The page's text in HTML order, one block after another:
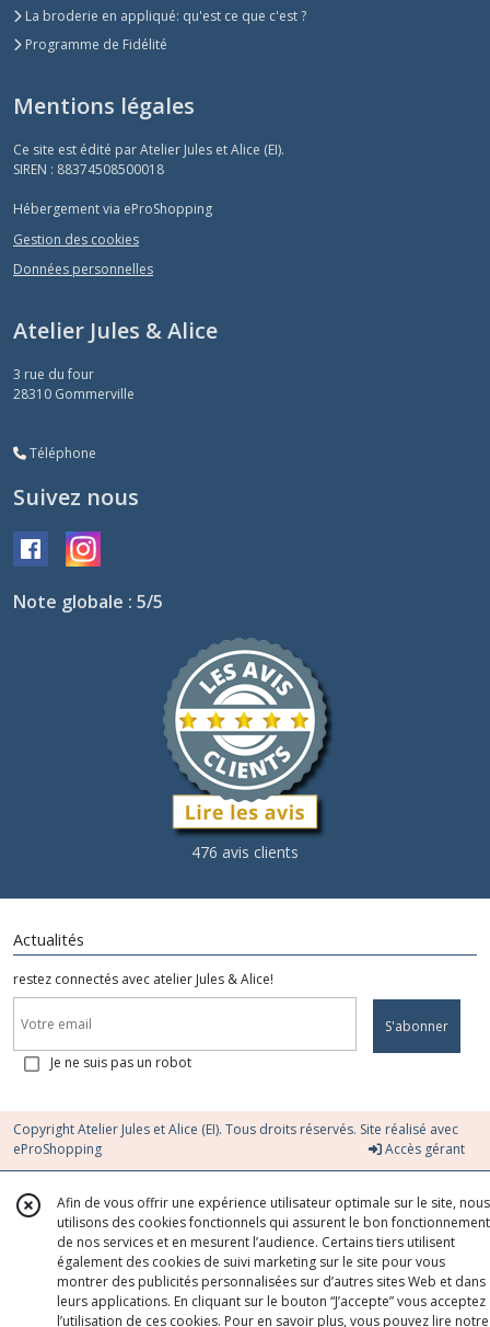
La broderie en appliqué: qu'est ce que c'est ?
Programme de Fidélité
Mentions légales
Ce site est édité par Atelier Jules et Alice (EI).
SIREN : 88374508500018
Hébergement via eProShopping
Gestion des cookies
Données personnelles
Atelier Jules & Alice
3 rue du four
28310 Gommerville
Téléphone
Suivez nous
Note globale : 5/5
476 avis clients
Actualités
restez connectés avec atelier Jules & Alice!
S'abonner
Je ne suis pas un robot
Copyright Atelier Jules et Alice (EI). Tous droits réservés. Site réalisé avec
eProShopping
Accès gérant
Afin de vous offrir une expérience utilisateur optimale sur le site, nous
utilisons des cookies fonctionnels qui assurent le bon fonctionnement
de nos services et en mesurent l’audience. Certains tiers utilisent
également des cookies de suivi marketing sur le site pour vous
montrer des publicités personnalisées sur d’autres sites Web et dans
leurs applications. En cliquant sur le bouton “J’accepte” vous acceptez
l’utilisation de ces cookies. Pour en savoir plus, vous pouvez lire notre